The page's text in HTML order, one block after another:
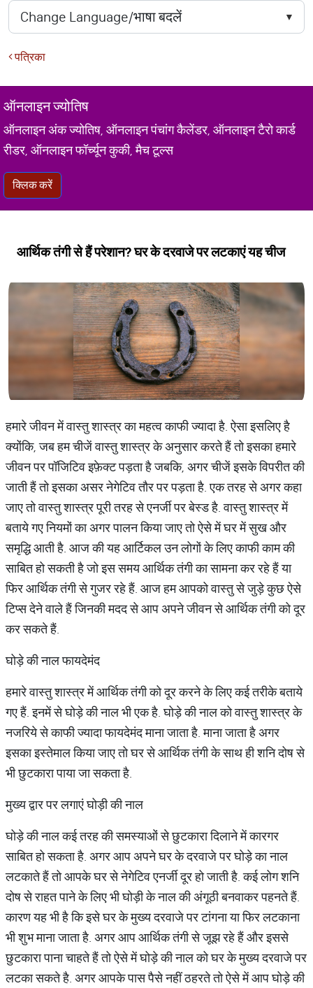
पत्रिका
ऑनलाइन ज्योतिष
ऑनलाइन अंक ज्योतिष, ऑनलाइन पंचांग कैलेंडर, ऑनलाइन टैरो कार्ड
रीडर, ऑनलाइन फॉर्च्यून कुकी, मैच टूल्स
क्लिक करें
आर्थिक तंगी से हैं परेशान? घर के दरवाजे पर लटकाएं यह चीज
हमारे जीवन में वास्तु शास्त्र का महत्व काफी ज्यादा है. ऐसा इसलिए है
क्योंकि, जब हम चीजें वास्तु शास्त्र के अनुसार करते हैं तो इसका हमारे
जीवन पर पॉजिटिव इफ़ेक्ट पड़ता है जबकि, अगर चीजें इसके विपरीत की
जाती हैं तो इसका असर नेगेटिव तौर पर पड़ता है. एक तरह से अगर कहा
जाए तो वास्तु शास्त्र पूरी तरह से एनर्जी पर बेस्ड है. वास्तु शास्त्र में
बताये गए नियमों का अगर पालन किया जाए तो ऐसे में घर में सुख और
समृद्धि आती है. आज की यह आर्टिकल उन लोगों के लिए काफी काम की
साबित हो सकती है जो इस समय आर्थिक तंगी का सामना कर रहे हैं या
फिर आर्थिक तंगी से गुजर रहे हैं. आज हम आपको वास्तु से जुड़े कुछ ऐसे
टिप्स देने वाले हैं जिनकी मदद से आप अपने जीवन से आर्थिक तंगी को दूर
कर सकते हैं.
घोड़े की नाल फायदेमंद
हमारे वास्तु शास्त्र में आर्थिक तंगी को दूर करने के लिए कई तरीके बताये
गए हैं. इनमें से घोड़े की नाल भी एक है. घोड़े की नाल को वास्तु शास्त्र के
नजरिये से काफी ज्यादा फायदेमंद माना जाता है. माना जाता है अगर
इसका इस्तेमाल किया जाए तो घर से आर्थिक तंगी के साथ ही शनि दोष से
भी छुटकारा पाया जा सकता है.
मुख्य द्वार पर लगाएं घोड़ी की नाल
घोड़े की नाल कई तरह की समस्याओं से छुटकारा दिलाने में कारगर
साबित हो सकता है. अगर आप अपने घर के दरवाजे पर घोड़े का नाल
लटकाते हैं तो आपके घर से नेगेटिव एनर्जी दूर हो जाती है. कई लोग शनि
दोष से राहत पाने के लिए भी घोड़ी के नाल की अंगूठी बनवाकर पहनते हैं.
कारण यह भी है कि इसे घर के मुख्य दरवाजे पर टांगना या फिर लटकाना
भी शुभ माना जाता है. अगर आप आर्थिक तंगी से जूझ रहे हैं और इससे
छुटकारा पाना चाहते हैं तो ऐसे में घोड़े की नाल को घर के मुख्य दरवाजे पर
लटका सकते है. अगर आपके पास पैसे नहीं ठहरते तो ऐसे में आप घोड़े की